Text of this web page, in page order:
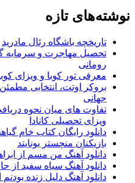
نوشته‌های تازه
تاریخچه باشگاه رئال مادرید
تحصیل مهاجرت و سرمایه
رومانی
معرفی تور کوبا و ویزای
بروکر اوتت، انتخابی
جهانی
تفاوت های میان نحوه
ویزای تحصیلی کانادا
دانلود رایگان کتاب خام
بازیکنان منچستر یونایتد
دانلود آهنگ من مسم از
دانلود آهنگ سیاه سفید از
دانلود آهنگ دلیل زنده بودنم